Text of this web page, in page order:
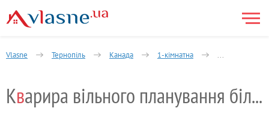
Vlasne Тернопіль Канада 1-кімнатна Кварира
Кв арира вільного планування біля парку